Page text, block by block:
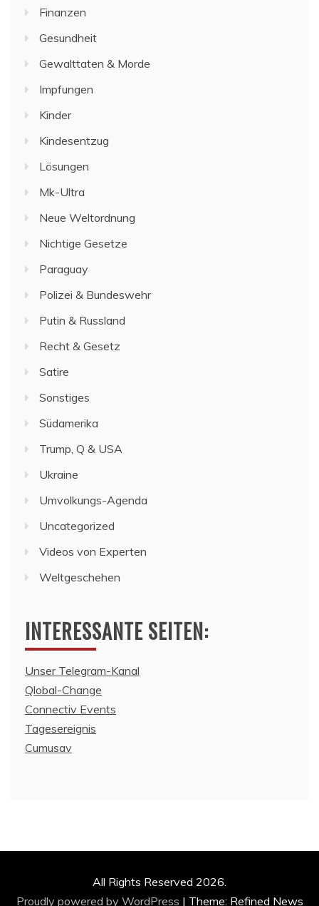
Finanzen
Gesundheit
Gewalttaten & Morde
Impfungen
Kinder
Kindesentzug
Lösungen
Mk-Ultra
Neue Weltordnung
Nichtige Gesetze
Paraguay
Polizei & Bundeswehr
Putin & Russland
Recht & Gesetz
Satire
Sonstiges
Südamerika
Trump, Q & USA
Ukraine
Umvolkungs-Agenda
Uncategorized
Videos von Experten
Weltgeschehen
INTERESSANTE SEITEN:
Unser Telegram-Kanal
Qlobal-Change
Connectiv Events
Tagesereignis
Cumusav
All Rights Reserved 2026.
Proudly powered by WordPress | Theme: Refined News